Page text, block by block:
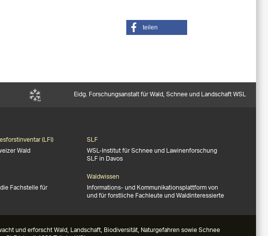
teilen
Eidg. Forschungsanstalt für Wald, Schnee und Landschaft WSL
(LFI)
Wald
SLF
WSL-Institut für Schnee und Lawinenforschung
SLF in Davos
Fachstelle für
Waldwissen
Informations- und Kommunikationsplattform von
und für forstliche Fachleute und Waldinteressierte
und erforscht Wald, Landschaft, Biodiversität, Naturgefahren sowie Schnee